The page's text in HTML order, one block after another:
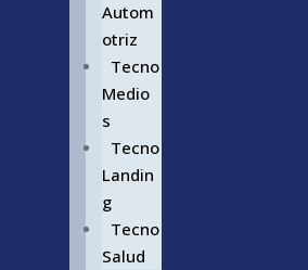
Autom
otriz
Tecno
Medio
s
Tecno
Landin
g
Tecno
Salud